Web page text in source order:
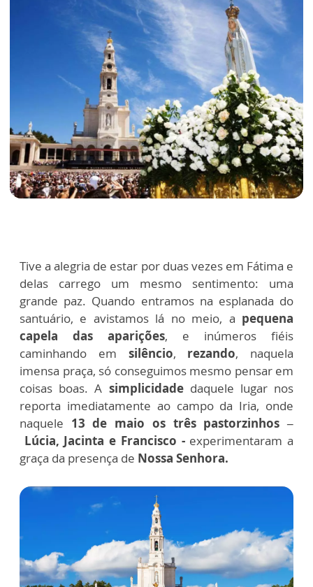
Tive a alegria de estar por duas vezes em Fátima e
delas carrego um mesmo sentimento: uma
grande paz. Quando entramos na esplanada do
santuário, e avistamos lá no meio, a pequena
capela das aparições, e inúmeros fiéis
caminhando em silêncio, rezando, naquela
imensa praça, só conseguimos mesmo pensar em
coisas boas. A simplicidadedaquele lugar nos
reporta imediatamente ao campo da Iria, onde
naquele 13 de maio os três pastorzinhos –
Lúcia, Jacinta e Francisco -experimentaram a
graça da presença de Nossa Senhora.